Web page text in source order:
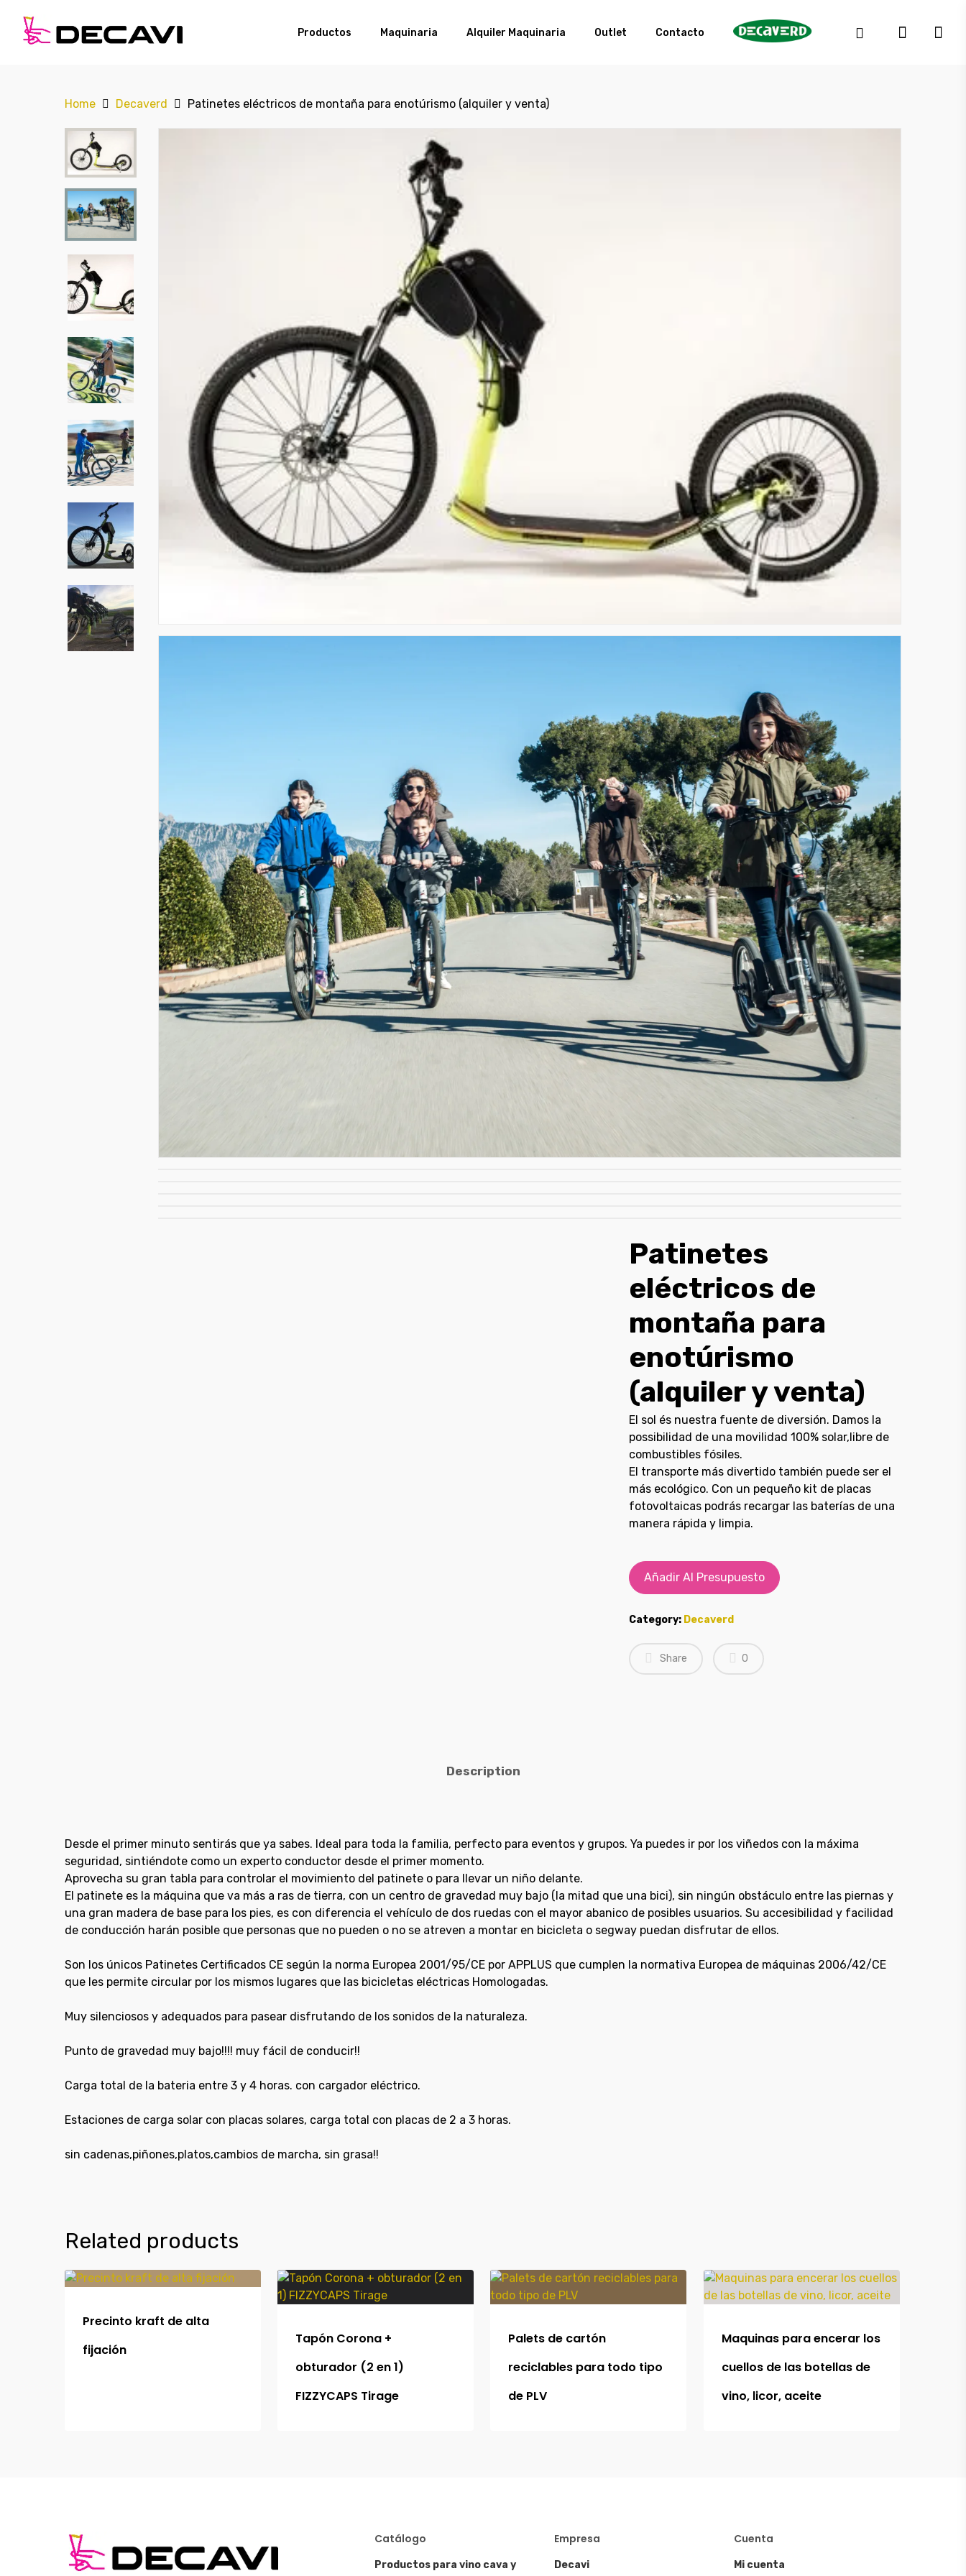
Hit enter to search or ESC to close
Productos Maquinaria Alquiler Maquinaria Outlet Contacto
Home Decaverd Patinetes eléctricos de montaña para enotúrismo (alquiler y venta)
Patinetes
eléctricos de
montaña para
enotúrismo
(alquiler y venta)
El sol és nuestra fuente de diversión. Damos la
possibilidad de una movilidad 100% solar,libre de
combustibles fósiles.
El transporte más divertido también puede ser el
más ecológico. Con un pequeño kit de placas
fotovoltaicas podrás recargar las baterías de una
manera rápida y limpia.
Añadir Al Presupuesto
Category: Decaverd
Share 0
Description
Desde el primer minuto sentirás que ya sabes. Ideal para toda la familia, perfecto para eventos y grupos. Ya puedes ir por los viñedos con la máxima
seguridad, sintiéndote como un experto conductor desde el primer momento.
Aprovecha su gran tabla para controlar el movimiento del patinete o para llevar un niño delante.
El patinete es la máquina que va más a ras de tierra, con un centro de gravedad muy bajo (la mitad que una bici), sin ningún obstáculo entre las piernas y
una gran madera de base para los pies, es con diferencia el vehículo de dos ruedas con el mayor abanico de posibles usuarios. Su accesibilidad y facilidad
de conducción harán posible que personas que no pueden o no se atreven a montar en bicicleta o segway puedan disfrutar de ellos.
Son los únicos Patinetes Certificados CE según la norma Europea 2001/95/CE por APPLUS que cumplen la normativa Europea de máquinas 2006/42/CE
que les permite circular por los mismos lugares que las bicicletas eléctricas Homologadas.
Muy silenciosos y adequados para pasear disfrutando de los sonidos de la naturaleza.
Punto de gravedad muy bajo!!!! muy fácil de conducir!!
Carga total de la bateria entre 3 y 4 horas. con cargador eléctrico.
Estaciones de carga solar con placas solares, carga total con placas de 2 a 3 horas.
sin cadenas,piñones,platos,cambios de marcha, sin grasa!!
Related products
Precinto kraft de alta
fijación
Tapón Corona +
obturador (2 en 1)
FIZZYCAPS Tirage
Palets de cartón
reciclables para todo tipo
de PLV
Maquinas para encerar los
cuellos de las botellas de
vino, licor, aceite
Catálogo
Productos para vino cava y
Empresa
Decavi
Cuenta
Mi cuenta